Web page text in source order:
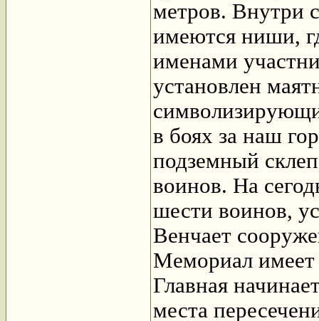
метров. Внутри
имеются ниши,
именами
установлен
в боях за наш
подземный
воинов. На
шести воинов,
Венчает
Мемориал имеет
Главная
места